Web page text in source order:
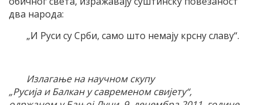
два народа:
„И Руси су Срби, само што немају крсну славу“.
Излагање на научном скупу
„Русија и Балкан у савременом свијету“,